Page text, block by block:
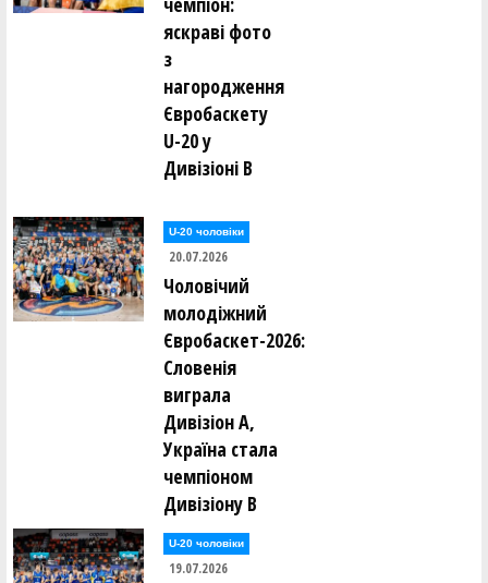
яскраві фото
з
нагородження
Євробаскету
U-20 у
Дивізіоні В
U-20 чоловіки
20.07.2026
Чоловічий
молодіжний
Євробаскет-2026:
Словенія
виграла
Дивізіон А,
Україна стала
чемпіоном
Дивізіону В
U-20 чоловіки
19.07.2026